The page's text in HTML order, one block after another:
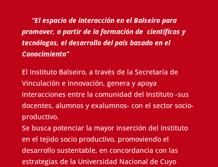
“El espacio de interacción en el Balseiro para
promover, a partir de la formación de científicos y
tecnólogos, el desarrollo del país basado en el
Conocimiento”
El Instituto Balseiro, a través de la Secretaría de
Vinculación e Innovación, genera y apoya
interacciones entre la comunidad del Instituto -sus
docentes, alumnos y exalumnos- con el sector socio-
productivo.
Se busca potenciar la mayor inserción del Instituto
en el tejido socio productivo, promoviendo el
desarrollo sustentable, en concordancia con las
estrategias de la Universidad Nacional de Cuyo